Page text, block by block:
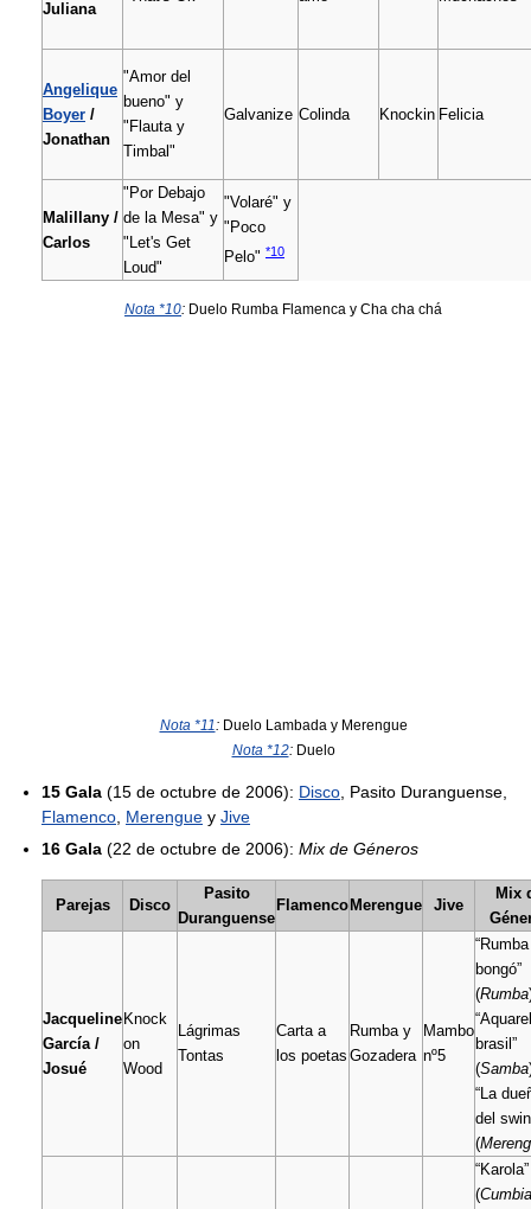
Juliana
Angelique
Boyer /
Jonathan
"Amor del
bueno" y
"Flauta y
Timbal"
Galvanize Colinda Knockin Felicia
Malillany /
Carlos
"Por Debajo
de la Mesa" y
"Let's Get
Loud"
"Volaré" y
"Poco
Pelo" *10
Nota *10: Duelo Rumba Flamenca y Cha cha chá
Nota *11 :Duelo Lambada y Merengue
Nota *12:Duelo
15 Gala (15 de octubre de 2006): Disco , Pasito Duranguense,
Flamenco Merengue y Jive
16 Gala (22 de octubre de 2006): Mix de Géneros
Parejas Disco
Pasito
Duranguense
Flamenco Merengue Jive
Mix
Jacqueline
García /
Josué
Knock
on
Wood
Lágrimas
Tontas
Carta a
los poetas
Rumba y
Gozadera
Mambo
nº5
bongó”
(Rumba
brasil”
(Samba
“La
del
(
“Karola”
(Cumbia